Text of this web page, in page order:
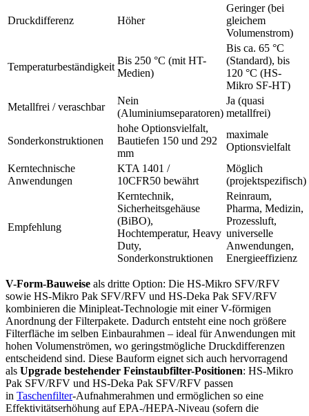
Druckdifferenz Höher
Geringer (bei
gleichem
Volumenstrom)
Temperaturbeständigkeit
Bis 250 °C (mit HT-
Medien)
Bis ca. 65 °C
(Standard), bis
120 °C (HS-
Mikro SF-HT)
Metallfrei / veraschbar
Nein
(Aluminiumseparatoren)
Ja (quasi
metallfrei)
Sonderkonstruktionen
hohe Optionsvielfalt,
Bautiefen 150 und 292
mm
maximale
Optionsvielfalt
Kerntechnische
Anwendungen
KTA 1401 /
10CFR50 bewährt
Möglich
(projektspezifisch)
Empfehlung
Kerntechnik,
Sicherheitsgehäuse
(BiBO),
Hochtemperatur, Heavy
Duty,
Sonderkonstruktionen
Reinraum,
Pharma, Medizin,
Prozessluft,
universelle
Anwendungen,
Energieeffizienz
V-Form-Bauweise als dritte Option: Die HS-Mikro SFV/RFV
sowie HS-Mikro Pak SFV/RFV und HS-Deka Pak SFV/RFV
kombinieren die Minipleat-Technologie mit einer V-förmigen
Anordnung der Filterpakete. Dadurch entsteht eine noch größere
Filterfläche im selben Einbaurahmen – ideal für Anwendungen mit
hohen Volumenströmen, wo geringstmögliche Druckdifferenzen
entscheidend sind. Diese Bauform eignet sich auch hervorragend
als Upgrade bestehender Feinstaubfilter-Positionen: HS-Mikro
Pak SFV/RFV und HS-Deka Pak SFV/RFV passen
in Taschenfilter-Aufnahmerahmen und ermöglichen so eine
Effektivitätserhöhung auf EPA-/HEPA-Niveau (sofern die